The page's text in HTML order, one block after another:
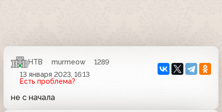
НТВ murmeow
1289
13 января 2023, 16:13
Есть проблема?
не с начала